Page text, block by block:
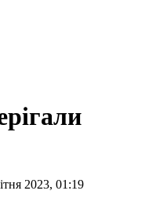
2023, 01:19